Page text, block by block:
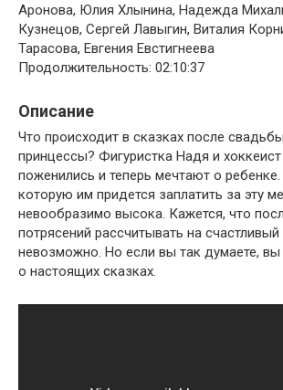
Аронова, Юлия Хлынина, Надежда
Кузнецов, Сергей Лавыгин, Виталия
Тарасова, Евгения Евстигнеева
Продолжительность: 02:10:37
Описание
Что происходит в сказках после
принцессы? Фигуристка Надя и
поженились и теперь мечтают о
которую им придется заплатить за эту
невообразимо высока. Кажется, что
потрясений рассчитывать на
невозможно. Но если вы так думаете, вы
о настоящих сказках.